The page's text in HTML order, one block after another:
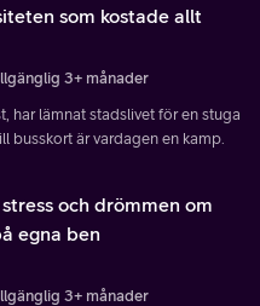
som kostade allt
3+ månader
har lämnat stadslivet för en stuga
busskort är vardagen en kamp.
och drömmen om
egna ben
3+ månader